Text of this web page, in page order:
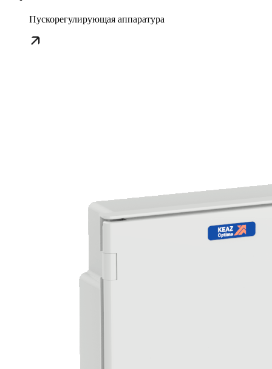
Пускорегулирующая аппаратура